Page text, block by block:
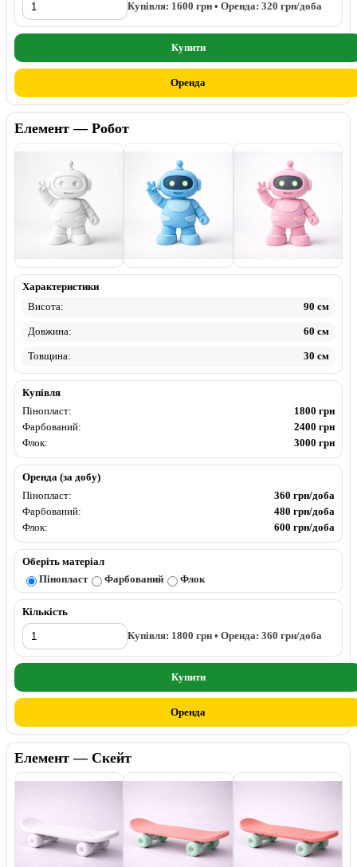
Купівля: 1600 грн • Оренда: 320 грн/доба
Купити
Оренда
Елемент — Робот
Пінопласт Фарбований Флок
Характеристики
Висота:
90 см
Довжина: 60 см
Товщина: 30 см
Купівля
Пінопласт:
1800 грн
Фарбований:
2400 грн
Флок:
3000 грн
Оренда (за добу)
Пінопласт:
360 грн/доба
Фарбований:
480 грн/доба
Флок:
600 грн/доба
Оберіть матеріал
Пінопласт
Фарбований Флок
Кількість
Купівля: 1800 грн • Оренда: 360 грн/доба
Купити
Оренда
Елемент — Скейт